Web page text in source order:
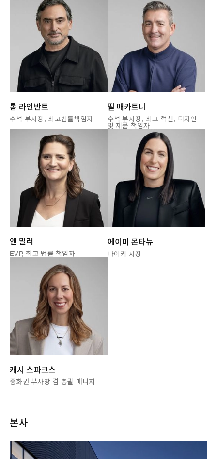
롭 라인반트
수석 부사장, 최고법률책임자
필 매카트니
수석 부사장, 최고 혁신, 디자인
및 제품 책임자
앤 밀러
EVP, 최고 법률 책임자
에이미 몬타뉴
나이키 사장
캐시 스파크스
중화권 부사장 겸 총괄 매니저
본사